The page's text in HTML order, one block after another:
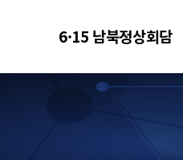
6·15 남북정상회담